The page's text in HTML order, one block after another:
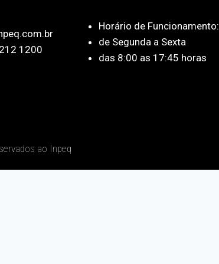
1200
Horário de Funcionamento:
de Segunda a Sexta
das 8:00 as 17:45 horas
ao Inpeq